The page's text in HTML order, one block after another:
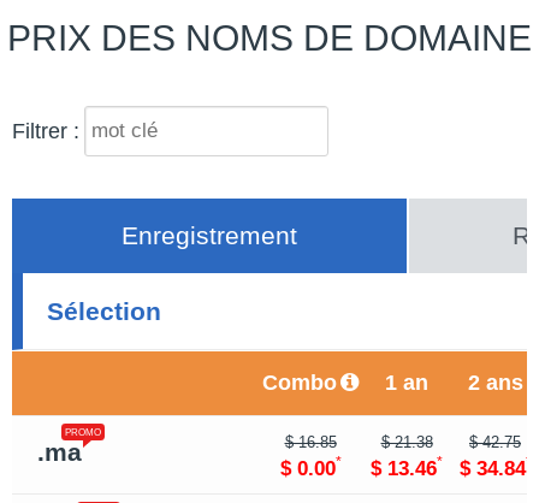
PRIX DES NOMS DE DOMAINE
Filtrer :
Enregistrement
Sélection
Combo 1 an 2 ans
.ma
PROMO
$ 16.85
$ 0.00*
$ 21.38
$ 13.46*
$ 42.75
$ 34.84*